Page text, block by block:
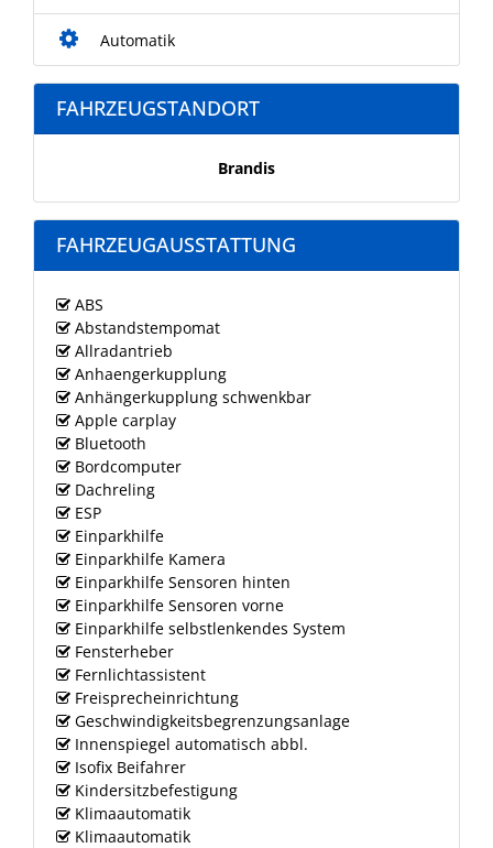
Automatik
FAHRZEUGSTANDORT
Brandis
FAHRZEUGAUSSTATTUNG
ABS
Abstandstempomat
Allradantrieb
Anhaengerkupplung
Anhängerkupplung schwenkbar
Apple carplay
Bluetooth
Bordcomputer
Dachreling
ESP
Einparkhilfe
Einparkhilfe Kamera
Einparkhilfe Sensoren hinten
Einparkhilfe Sensoren vorne
Einparkhilfe selbstlenkendes System
Fensterheber
Fernlichtassistent
Freisprecheinrichtung
Geschwindigkeitsbegrenzungsanlage
Innenspiegel automatisch abbl.
Isofix Beifahrer
Kindersitzbefestigung
Klimaautomatik
Klimaautomatik